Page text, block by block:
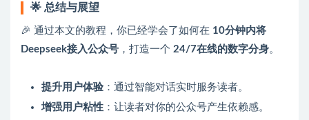
🌟 总结与展望
🎉 通过本文的教程，你已经学会了如何在 10分钟内将
Deepseek接入公众号 ，打造一个 24/7在线的数字分身。
提升用户体验：通过智能对话实时服务读者。
增强用户粘性 ：让读者对你的公众号产生依赖感。